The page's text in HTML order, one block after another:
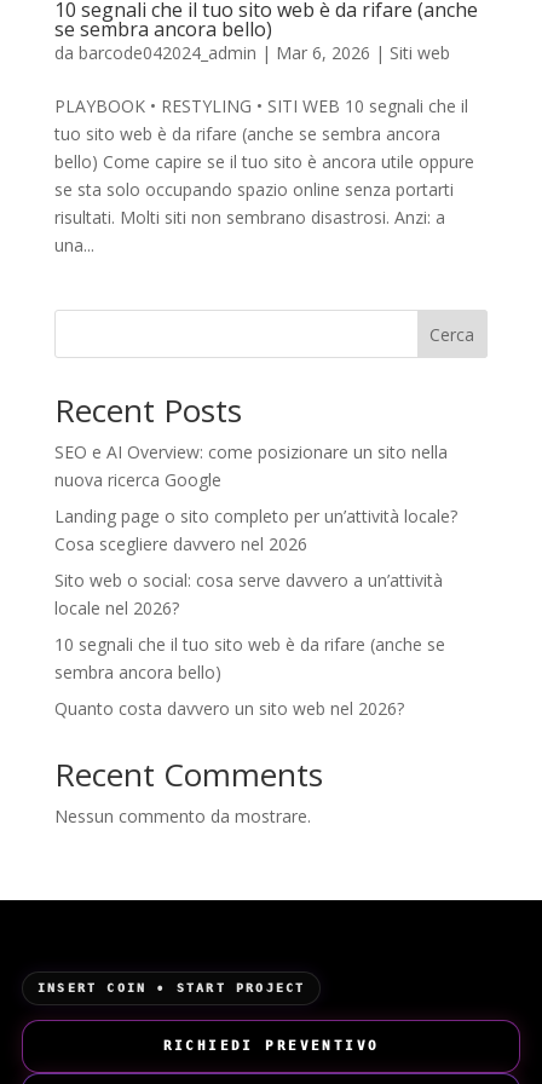
10 segnali che il tuo sito web è da rifare (anche
se sembra ancora bello)
da barcode042024_admin | Mar 6, 2026 | Siti web
PLAYBOOK • RESTYLING • SITI WEB 10 segnali che il
tuo sito web è da rifare (anche se sembra ancora
bello) Come capire se il tuo sito è ancora utile oppure
se sta solo occupando spazio online senza portarti
risultati. Molti siti non sembrano disastrosi. Anzi: a
una...
Cerca
Recent Posts
SEO e AI Overview: come posizionare un sito nella
nuova ricerca Google
Landing page o sito completo per un’attività locale?
Cosa scegliere davvero nel 2026
Sito web o social: cosa serve davvero a un’attività
locale nel 2026?
10 segnali che il tuo sito web è da rifare (anche se
sembra ancora bello)
Quanto costa davvero un sito web nel 2026?
Recent Comments
Nessun commento da mostrare.
INSERT COIN • START PROJECT
RICHIEDI PREVENTIVO